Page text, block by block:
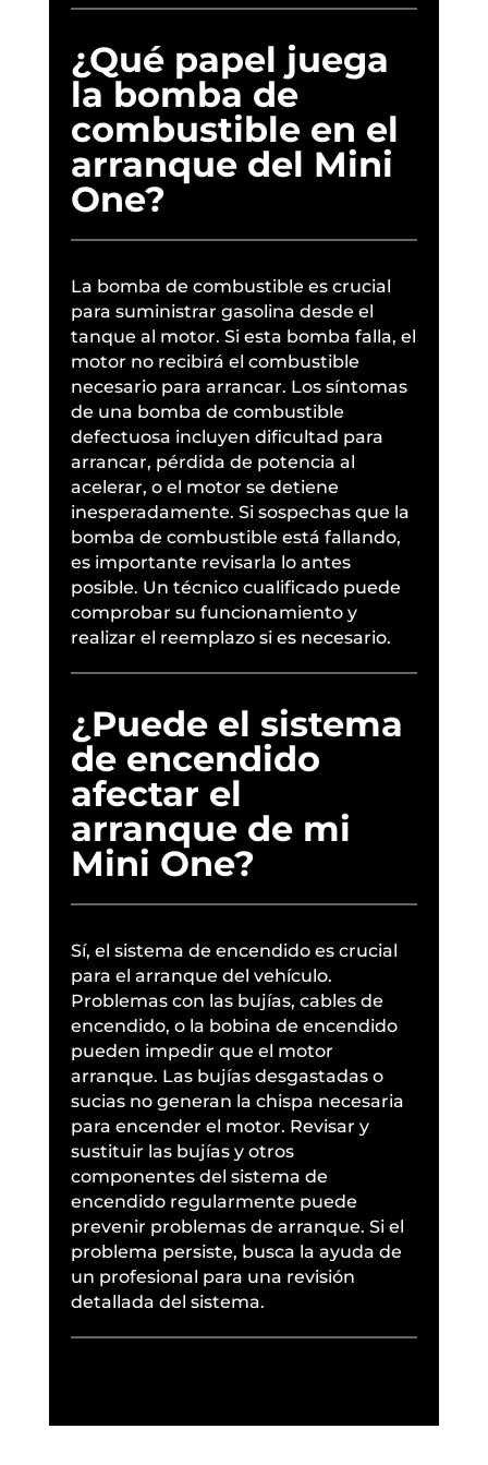
¿Qué papel juega
la bomba de
combustible en el
arranque del Mini
One?
La bomba de combustible es crucial
para suministrar gasolina desde el
tanque al motor. Si esta bomba falla, el
motor no recibirá el combustible
necesario para arrancar. Los síntomas
de una bomba de combustible
defectuosa incluyen dificultad para
arrancar, pérdida de potencia al
acelerar, o el motor se detiene
inesperadamente. Si sospechas que la
bomba de combustible está fallando,
es importante revisarla lo antes
posible. Un técnico cualificado puede
comprobar su funcionamiento y
realizar el reemplazo si es necesario.
¿Puede el sistema
de encendido
afectar el
arranque de mi
Mini One?
Sí, el sistema de encendido es crucial
para el arranque del vehículo.
Problemas con las bujías, cables de
encendido, o la bobina de encendido
pueden impedir que el motor
arranque. Las bujías desgastadas o
sucias no generan la chispa necesaria
para encender el motor. Revisar y
sustituir las bujías y otros
componentes del sistema de
encendido regularmente puede
prevenir problemas de arranque. Si el
problema persiste, busca la ayuda de
un profesional para una revisión
detallada del sistema.